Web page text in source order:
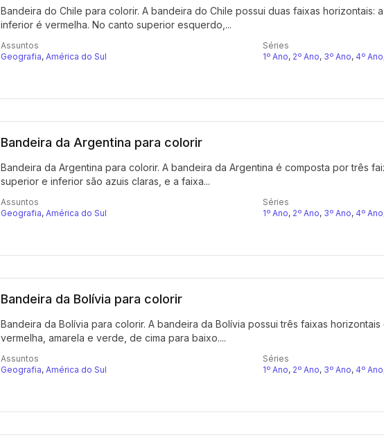
Bandeira do Chile para colorir. A bandeira do Chile possui duas faixas horizontais:
inferior é vermelha. No canto superior esquerdo,...
Assuntos
Geografia, América do Sul
Séries
1º Ano, 2º Ano, 3º Ano, 4º Ano
Bandeira da Argentina para colorir
Bandeira da Argentina para colorir. A bandeira da Argentina é composta por três
superior e inferior são azuis claras, e a faixa...
Assuntos
Geografia, América do Sul
Séries
1º Ano, 2º Ano, 3º Ano, 4º Ano
Bandeira da Bolívia para colorir
Bandeira da Bolívia para colorir. A bandeira da Bolívia possui três faixas
vermelha, amarela e verde, de cima para baixo....
Assuntos
Geografia, América do Sul
Séries
1º Ano, 2º Ano, 3º Ano, 4º Ano